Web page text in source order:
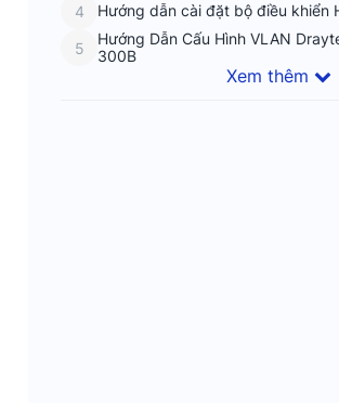
4
Hướng dẫn cài đặt bộ điều khiển
5
Hướng Dẫn Cấu Hình VLAN
300B
Xem thêm